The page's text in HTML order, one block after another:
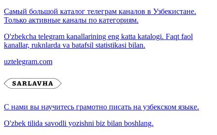
Самый большой каталог телеграм каналов в Узбекистане.
Только активные каналы по категориям.
O'zbekcha telegram kanallarining eng katta katalogi. Faqt faol
kanallar, ruknlarda va batafsil statistikasi bilan.
uztelegram.com
С нами вы научитесь грамотно писать на узбекском языке.
O'zbek tilida savodli yozishni biz bilan boshlang.